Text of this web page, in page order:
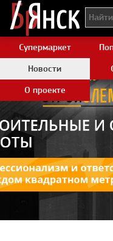
Супермаркет
Новости
О проекте